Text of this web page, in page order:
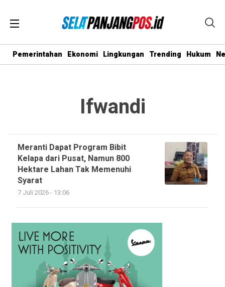
Pemerintahan Ekonomi Lingkungan Trending Hukum
Ifwandi
Meranti Dapat Program Bibit
Kelapa dari Pusat, Namun 800
Hektare Lahan Tak Memenuhi
Syarat
7 Juli 2026 - 13:06